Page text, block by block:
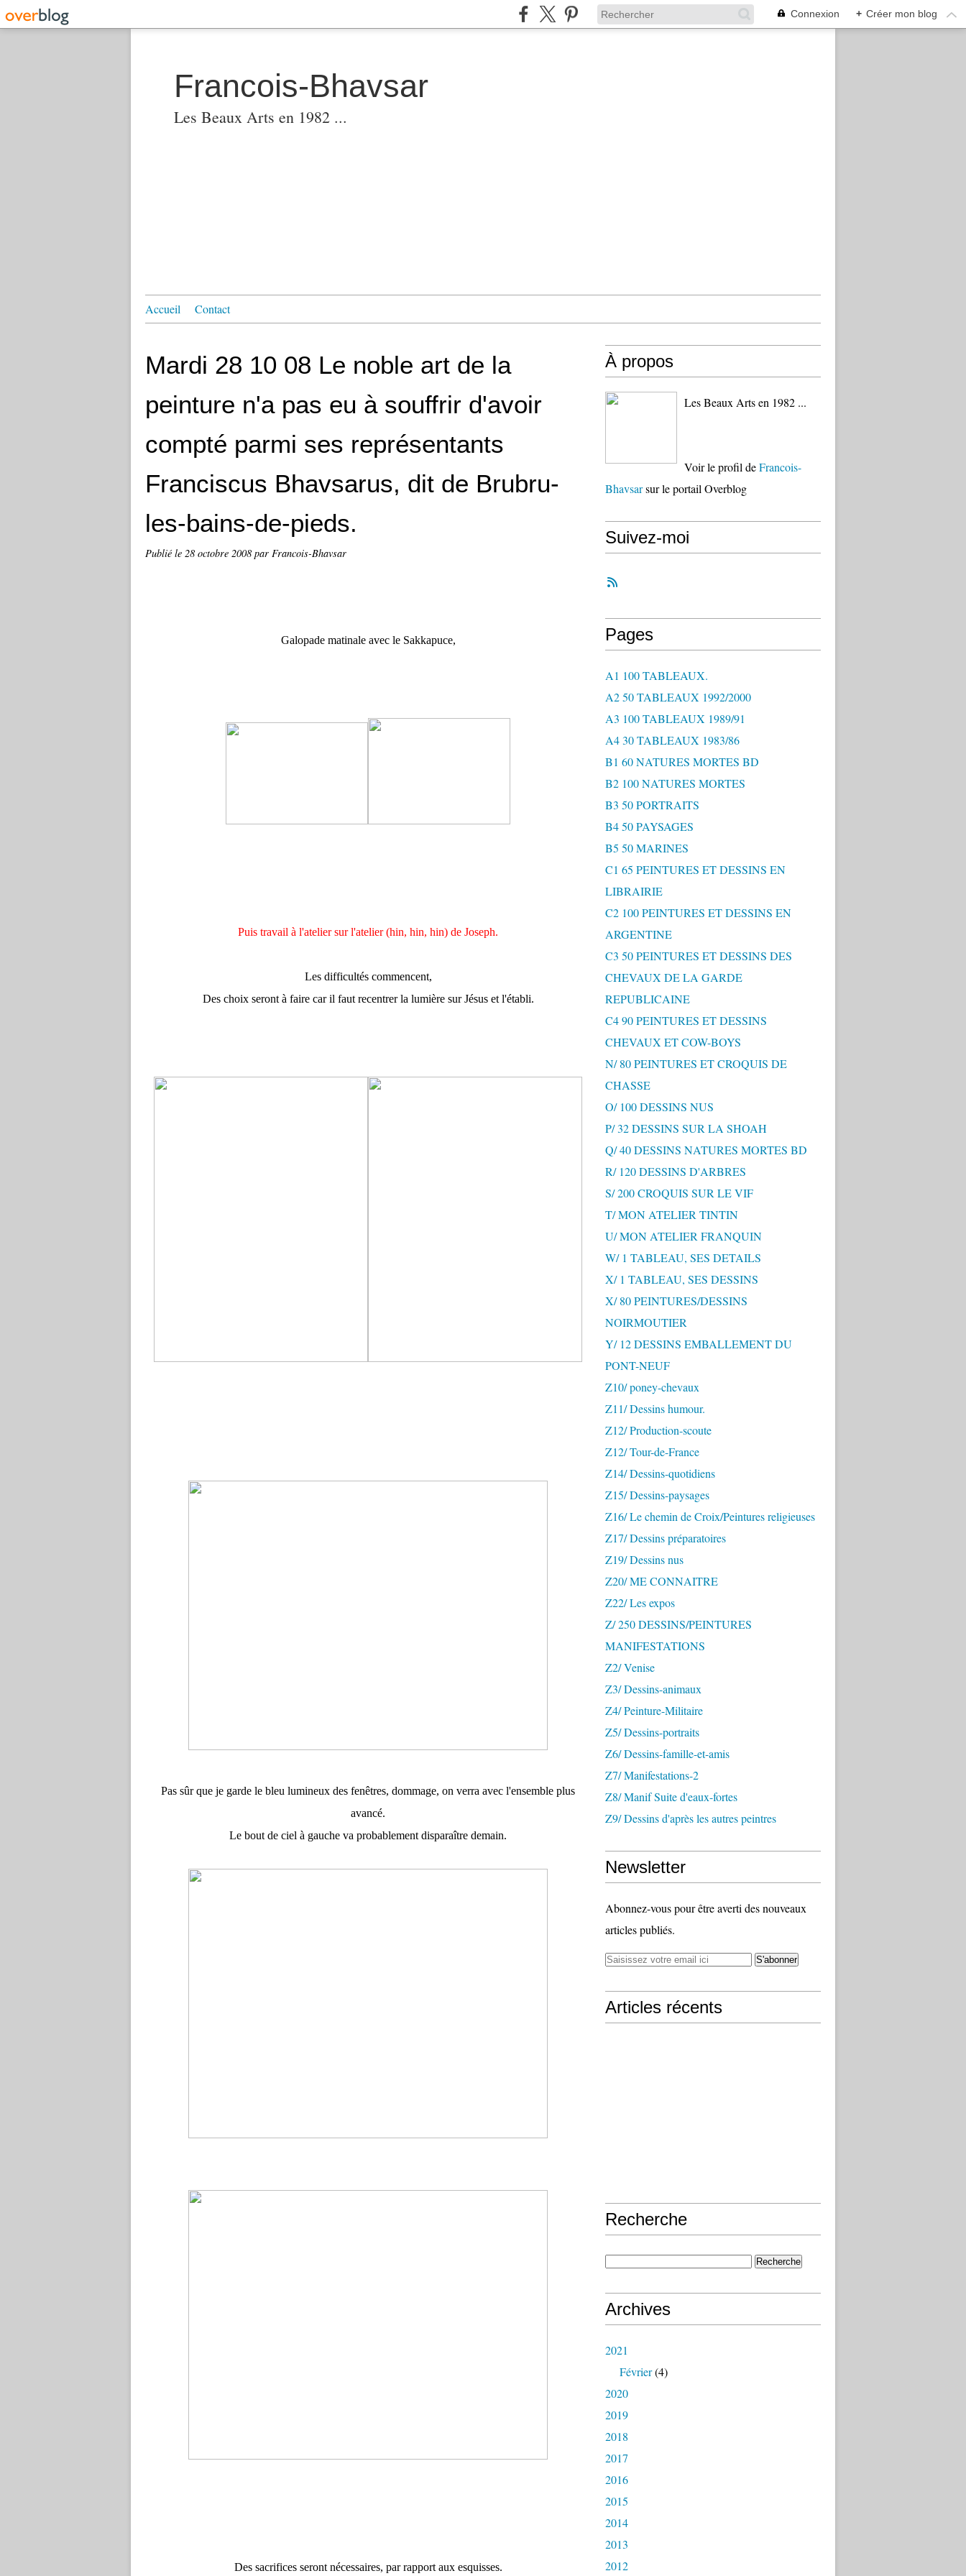
Connexion + Créer mon blog
Francois-Bhavsar
Les Beaux Arts en 1982 ...
Accueil Contact
Mardi 28 10 08 Le noble art de la
peinture n'a pas eu à souffrir d'avoir
compté parmi ses représentants
Franciscus Bhavsarus, dit de Brubru-
les-bains-de-pieds.
Publié le 28 octobre 2008 par Francois-Bhavsar
Galopade matinale avec le Sakkapuce,
Puis travail à l'atelier sur l'atelier (hin, hin, hin) de Joseph.
Les difficultés commencent,
Des choix seront à faire car il faut recentrer la lumière sur Jésus et l'établi.
Pas sûr que je garde le bleu lumineux des fenêtres, dommage, on verra avec l'ensemble plus
avancé.
Le bout de ciel à gauche va probablement disparaître demain.
Des sacrifices seront nécessaires, par rapport aux esquisses.
À propos
Les Beaux Arts en 1982 ...
Voir le profil deFrancois-
Bhavsarsur le portail Overblog
Suivez-moi
Pages
A1 100 TABLEAUX.
A2 50 TABLEAUX 1992/2000
A3 100 TABLEAUX 1989/91
A4 30 TABLEAUX 1983/86
B1 60 NATURES MORTES BD
B2 100 NATURES MORTES
B3 50 PORTRAITS
B4 50 PAYSAGES
B5 50 MARINES
C1 65 PEINTURES ET DESSINS EN
LIBRAIRIE
C2 100 PEINTURES ET DESSINS EN
ARGENTINE
C3 50 PEINTURES ET DESSINS DES
CHEVAUX DE LA GARDE
REPUBLICAINE
C4 90 PEINTURES ET DESSINS
CHEVAUX ET COW-BOYS
N/ 80 PEINTURES ET CROQUIS DE
CHASSE
O/ 100 DESSINS NUS
P/ 32 DESSINS SUR LA SHOAH
Q/ 40 DESSINS NATURES MORTES BD
R/ 120 DESSINS D'ARBRES
S/ 200 CROQUIS SUR LE VIF
T/ MON ATELIER TINTIN
U/ MON ATELIER FRANQUIN
W/ 1 TABLEAU, SES DETAILS
X/ 1 TABLEAU, SES DESSINS
X/ 80 PEINTURES/DESSINS
NOIRMOUTIER
Y/ 12 DESSINS EMBALLEMENT DU
PONT-NEUF
Z10/ poney-chevaux
Z11/ Dessins humour.
Z12/ Production-scoute
Z12/ Tour-de-France
Z14/ Dessins-quotidiens
Z15/ Dessins-paysages
Z16/ Le chemin de Croix/Peintures religieuses
Z17/ Dessins préparatoires
Z19/ Dessins nus
Z20/ ME CONNAITRE
Z22/ Les expos
Z/ 250 DESSINS/PEINTURES
MANIFESTATIONS
Z2/ Venise
Z3/ Dessins-animaux
Z4/ Peinture-Militaire
Z5/ Dessins-portraits
Z6/ Dessins-famille-et-amis
Z7/ Manifestations-2
Z8/ Manif Suite d'eaux-fortes
Z9/ Dessins d'après les autres peintres
Newsletter
Abonnez-vous pour être averti des nouveaux
articles publiés.
Articles récents
Recherche
Archives
2021
Février(4)
2020
2019
2018
2017
2016
2015
2014
2013
2012